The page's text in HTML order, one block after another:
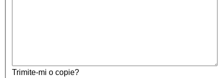
Trimite-mi o copie?